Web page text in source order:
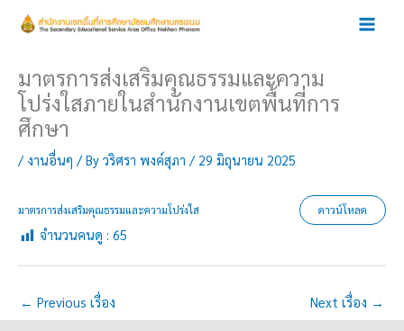
มาตรการส่งเสริมคุณธรรมและความ
โปร่งใสภายในสำนักงานเขตพื้นที่การ
ศึกษา
/งานอื่นๆ / By วริศรา พงค์สุภา / 29 มิถุนายน 2025
มาตรการส่งเสริมคุณธรรมและความโปร่งใส ดาวน์โหลด
จำนวนคนดู : 65
← Previous เรื่อง Next เรื่อง →